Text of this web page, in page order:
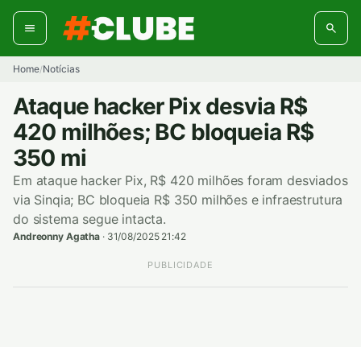
Pular
para
conteúdo
Home/Notícias
Ataque hacker Pix desvia R$
420 milhões; BC bloqueia R$
350 mi
Em ataque hacker Pix, R$ 420 milhões foram desviados
via Sinqia; BC bloqueia R$ 350 milhões e infraestrutura
do sistema segue intacta.
Andreonny Agatha · 31/08/2025 21:42
PUBLICIDADE